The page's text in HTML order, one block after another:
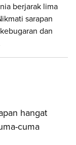
berjarak lima
sarapan
dan
hangat
cuma